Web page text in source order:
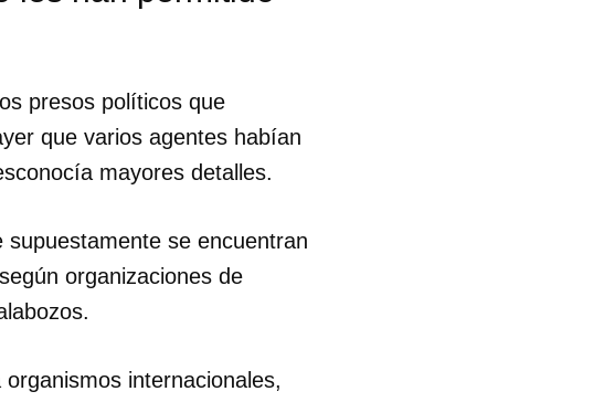
presos políticos que
que varios agentes habían
mayores detalles.
se encuentran
organizaciones de
internacionales,